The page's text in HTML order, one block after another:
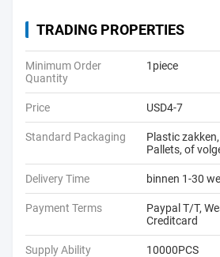
TRADING PROPERTIES
Minimum Order
Quantity
1piece
Price USD4-7
Standard Packaging
Plastic
Pallets, of
Delivery Time binnen 1-30
Payment Terms
Paypal T/T,
Creditcard
Supply Ability 10000PCS